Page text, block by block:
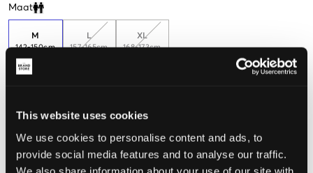
This website uses cookies
We use cookies to personalise content and ads, to
provide social media features and to analyse our traffic.
Maat
Clone modal
M
142-150cm
Nog
L
157-165cm
XL
168-173cm
Te klein Perfect